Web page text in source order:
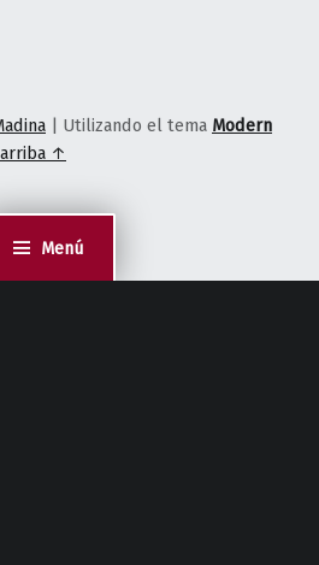
Menú
| Utilizando el tema Modern
↑